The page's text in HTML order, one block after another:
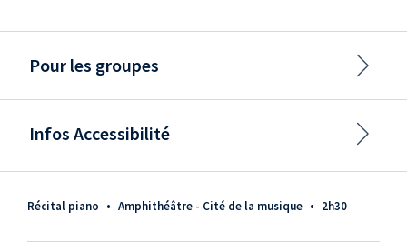
Récital piano • Amphithéâtre - Cité de la musique • 2h30
Pour les groupes
Infos Accessibilité